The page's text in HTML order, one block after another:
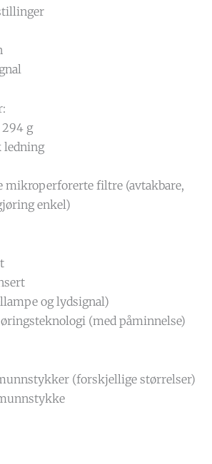
g
ledning
mikroperforerte filtre (avtakbare,
enkel)
og lydsignal)
(med påminnelse)
(forskjellige størrelser)